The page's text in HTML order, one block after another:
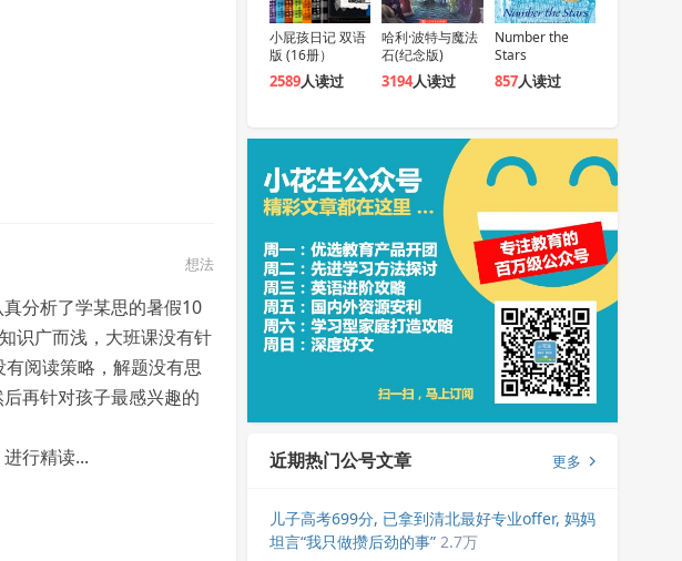
想法
分析了学某思的暑假10
识广而浅，大班课没有针
阅读策略，解题没有思
再针对孩子最感兴趣的
行精读...
小屁孩日记 双语
版 (16册）
2589人读过
哈利·波特与魔法
石(纪念版)
3194人读过
Number the
Stars
857人读过
近期热门公号文章 更多
儿子高考699分, 已拿到清北最好专业offer, 妈妈
坦言“我只做攒后劲的事” 2.7万